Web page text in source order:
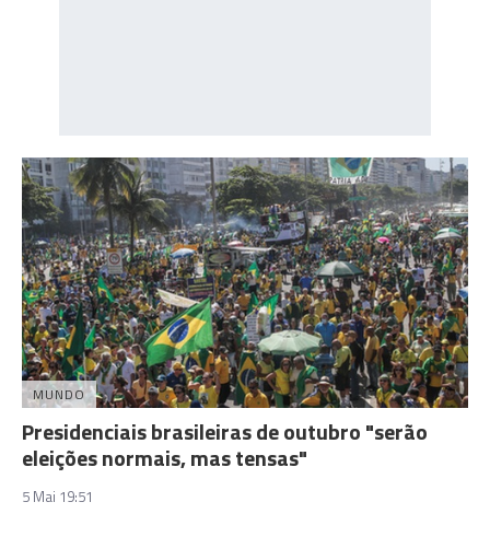
MUNDO
Presidenciais brasileiras de outubro "serão
eleições normais, mas tensas"
5 Mai 19:51